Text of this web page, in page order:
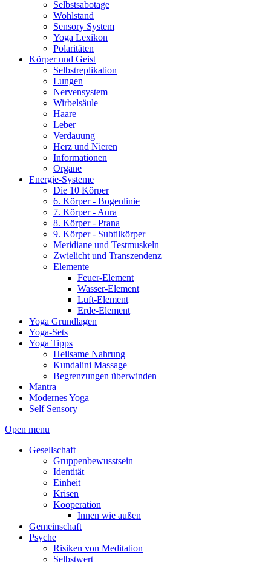
Selbstsabotage
Wohlstand
Sensory System
Yoga Lexikon
Polaritäten
Körper und Geist
Selbstreplikation
Lungen
Nervensystem
Wirbelsäule
Haare
Leber
Verdauung
Herz und Nieren
Informationen
Organe
Energie-Systeme
Die 10 Körper
6. Körper - Bogenlinie
7. Körper - Aura
8. Körper - Prana
9. Körper - Subtilkörper
Meridiane und Testmuskeln
Zwielicht und Transzendenz
Elemente
Feuer-Element
Wasser-Element
Luft-Element
Erde-Element
Yoga Grundlagen
Yoga-Sets
Yoga Tipps
Heilsame Nahrung
Kundalini Massage
Begrenzungen überwinden
Mantra
Modernes Yoga
Self Sensory
Open menu
Gesellschaft
Gruppenbewusstsein
Identität
Einheit
Krisen
Kooperation
Innen wie außen
Gemeinschaft
Psyche
Risiken von Meditation
Selbstwert